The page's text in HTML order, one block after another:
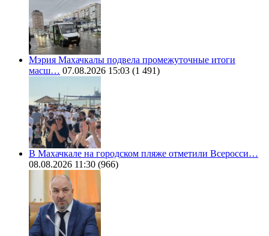
Мэрия Махачкалы подвела промежуточные итоги
масш… 07.08.2026 15:03 (1 491)
В Махачкале на городском пляже отметили Всеросси…
08.08.2026 11:30 (966)